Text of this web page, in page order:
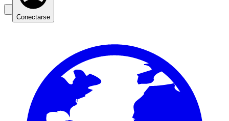
Conectarse